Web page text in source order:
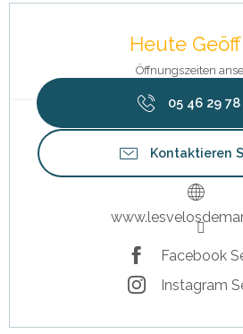
Heute
Öffnungszeiten
05 46 29 78
Kontaktieren
Facebook
Instagram